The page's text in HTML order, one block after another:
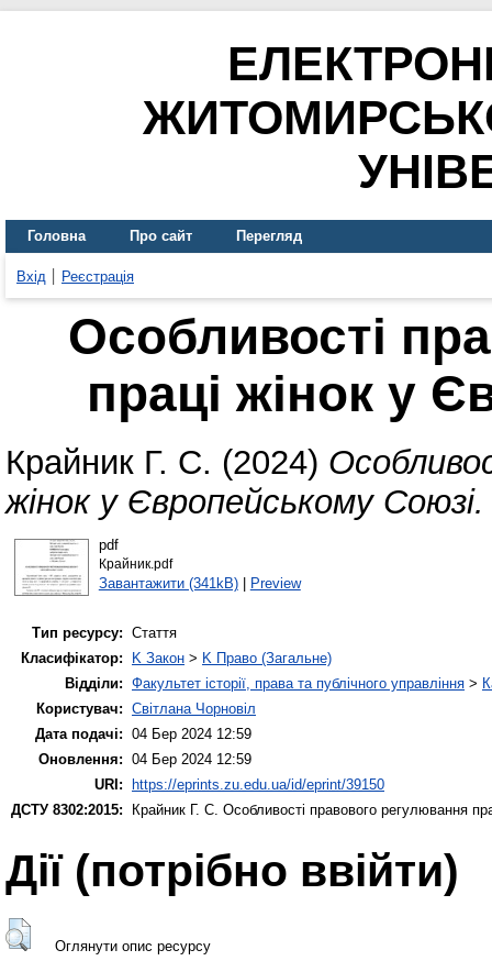
Головна Про сайт Перегляд
Вхід Реєстрація
Особливості
праці жінок у
Крайник Г. С. (2024)
жінок у Європейському Союзі.
pdf
Крайник.pdf
Завантажити (341kB)| Preview
Тип ресурсу: Стаття
Класифікатор:
K Закон > K Право (Загальне)
Відділи: Факультет історії, права та публічного управління >
Користувач: Світлана Чорновіл
Дата подачі: 04 Бер 2024 12:59
Оновлення: 04 Бер 2024 12:59
URI:
https://eprints.zu.edu.ua/id/eprint/39150
ДСТУ 8302:2015:
Крайник Г. С. Особливості правового регулювання
Дії ​​(потрібно ввійти)
Оглянути опис ресурсу